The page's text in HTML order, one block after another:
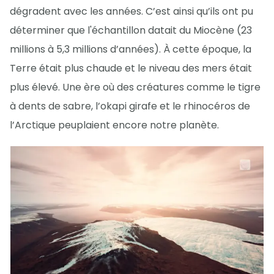
dégradent avec les années. C’est ainsi qu’ils ont pu
déterminer que l'échantillon datait du Miocène (23
millions à 5,3 millions d’années). À cette époque, la
Terre était plus chaude et le niveau des mers était
plus élevé. Une ère où des créatures comme le tigre
à dents de sabre, l’okapi girafe et le rhinocéros de
l’Arctique peuplaient encore notre planète.